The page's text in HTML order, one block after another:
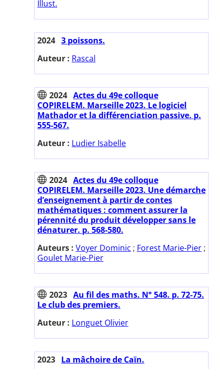
Illust.
2024 3 poissons.
Auteur : Rascal
2024 Actes du 49e colloque
COPIRELEM. Marseille 2023. Le logiciel
Mathador et la différenciation passive. p.
555-567.
Auteur : Ludier Isabelle
2024 Actes du 49e colloque
COPIRELEM. Marseille 2023. Une démarche
d’enseignement à partir de contes
mathématiques : comment assurer la
pérennité du produit développer sans le
dénaturer. p. 568-580.
Auteurs : Voyer Dominic ; Forest Marie-Pier ;
Goulet Marie-Pier
2023 Au fil des maths. N° 548. p. 72-75.
Le club des premiers.
Auteur : Longuet Olivier
2023 La mâchoire de Caïn.